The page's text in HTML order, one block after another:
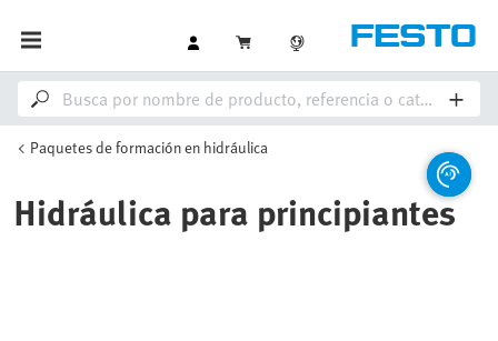
Paquetes de formación en hidráulica
Hidráulica para principiantes